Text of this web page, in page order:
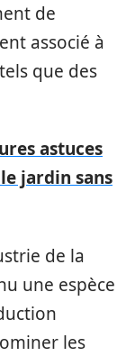
de
associé à
que des
astuces
jardin sans
de la
une espèce
les